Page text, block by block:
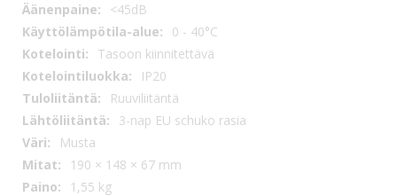
<45dB
0 - 40°C
Tasoon kiinnitettävä
IP20
Ruuviliitäntä
3-nap EU schuko rasia
Musta
190 × 148 × 67 mm
1,55 kg